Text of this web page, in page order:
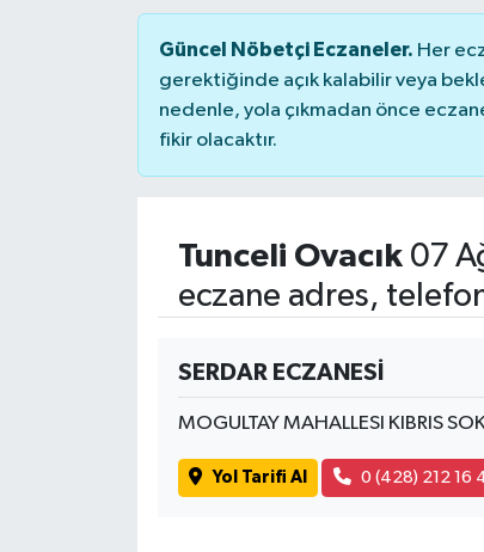
Güncel Nöbetçi Eczaneler. Her
gerektiğinde açık kalabilir veya
nedenle, yola çıkmadan önce
fikir olacaktır.
Tunceli Ovacık07
eczane adres,
SERDAR ECZANESİ
MOGULTAY MAHALLESI KIBRIS
Yol Tarifi Al 0 (428) 212 16